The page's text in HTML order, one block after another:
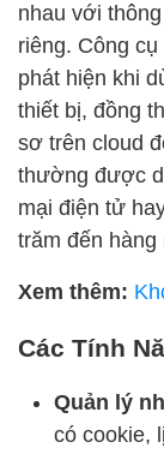
nhau với
riêng. Công
phát hiện khi
thiết bị, đồng
sơ trên cloud
thường được
mại điện tử
trăm đến hàng
Xem thêm:
Các Tính
Quản lý
có cookie,